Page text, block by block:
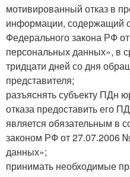
мотивированный отказ в
информации, содержащий
Федерального закона РФ
персональных данных», в
тридцати дней со дня
представителя;
разъяснять субъекту ПДн
отказа предоставить его
является обязательным в
законом РФ от 27.07.2006
данных»;
принимать необходимые